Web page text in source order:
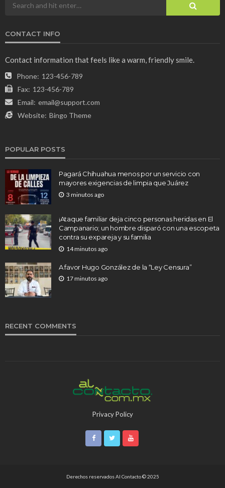
CONTACT INFO
Contact information that feels like a warm, friendly smile.
Phone: 123-456-789
Fax: 123-456-789
Email: email@support.com
Website: Bingo Theme
POPULAR POSTS
Pagará Chihuahua menos por un servicio con
mayores exigencias de limpia que Juárez
3 minutos ago
¡Ataque familiar deja cinco personas heridas en El
Campanario; un hombre disparó con una escopeta
contra su expareja y su familia
14 minutos ago
A favor Hugo González de la “Ley Censura”
17 minutos ago
RECENT COMMENTS
Privacy Policy
Derechos reservados Al Contacto © 2025